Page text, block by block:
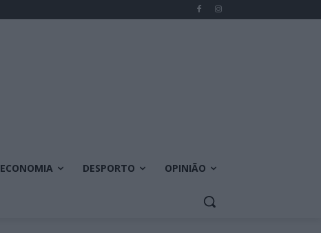
ECONOMIA DESPORTO OPINIÃO